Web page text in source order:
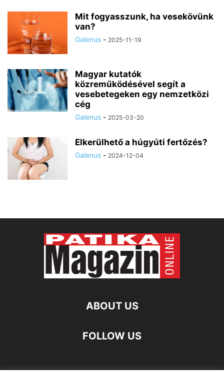
Mit fogyasszunk, ha vesekövünk
van?
Galenus - 2025-11-19
Magyar kutatók
közreműködésével segít a
vesebetegeken egy nemzetközi
cég
Galenus - 2025-03-20
Elkerülhető a húgyúti fertőzés?
Galenus - 2024-12-04
ABOUT US
FOLLOW US